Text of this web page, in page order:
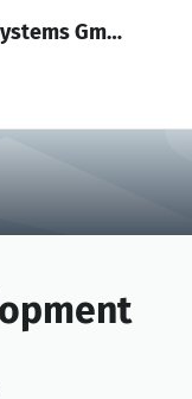
Job posten
IDS Imaging Development Systems GmbH